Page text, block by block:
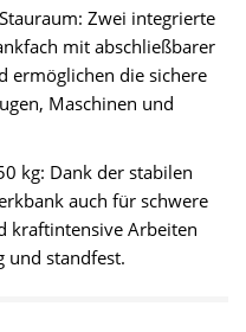
Zwei integrierte
mit abschließbarer
ermöglichen die sichere
Maschinen und
kg: Dank der stabilen
auch für schwere
kraftintensive Arbeiten
und standfest.